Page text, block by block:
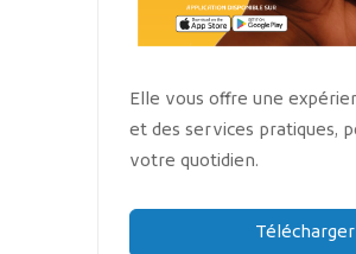
Elle vous offre une
et des services pratiques,
votre quotidien.
Télécharger